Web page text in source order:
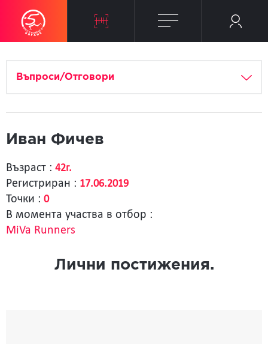
Въпроси/Отговори
Иван Фичев
Възраст : 42г.
Регистриран : 17.06.2019
Точки : 0
В момента участва в отбор :
MiVa Runners
Лични постижения.